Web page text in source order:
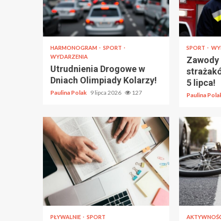
HARMONOGRAM
SPORT
WYDARZENIA
Utrudnienia Drogowe w
Dniach Olimpiady Kolarzy!
Paulina Polak 9 lipca 2026 127
SPORT
5 lipca!
Paulina
PŁYWALNIE SPORT